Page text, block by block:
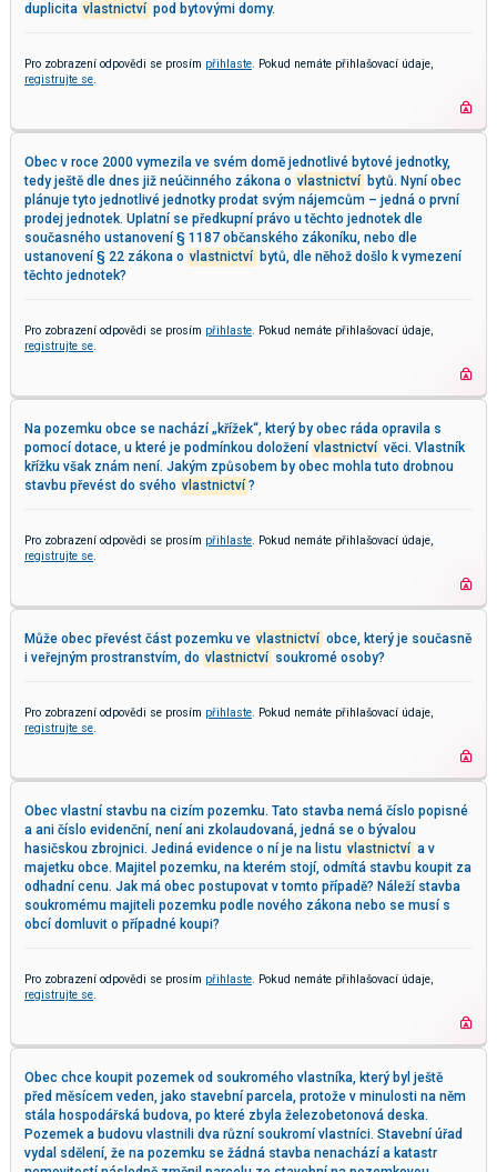
duplicita vlastnictví pod bytovými domy.
Pro zobrazení odpovědi se prosím přihlaste. Pokud nemáte přihlašovací údaje,
registrujte se.
Obec v roce 2000 vymezila ve svém domě jednotlivé bytové jednotky,
tedy ještě dle dnes již neúčinného zákona o vlastnictví bytů. Nyní obec
plánuje tyto jednotlivé jednotky prodat svým nájemcům – jedná o první
prodej jednotek. Uplatní se předkupní právo u těchto jednotek dle
současného ustanovení § 1187 občanského zákoníku, nebo dle
ustanovení § 22 zákona o vlastnictví bytů, dle něhož došlo k vymezení
těchto jednotek?
Pro zobrazení odpovědi se prosím přihlaste. Pokud nemáte přihlašovací údaje,
registrujte se.
Na pozemku obce se nachází „křížek“, který by obec ráda opravila s
pomocí dotace, u které je podmínkou doložení vlastnictví věci. Vlastník
křížku však znám není. Jakým způsobem by obec mohla tuto drobnou
stavbu převést do svého vlastnictví ?
Pro zobrazení odpovědi se prosím přihlaste. Pokud nemáte přihlašovací údaje,
registrujte se.
Může obec převést část pozemku ve vlastnictví obce, který je současně
i veřejným prostranstvím, do vlastnictví soukromé osoby?
Pro zobrazení odpovědi se prosím přihlaste. Pokud nemáte přihlašovací údaje,
registrujte se.
Obec vlastní stavbu na cizím pozemku. Tato stavba nemá číslo popisné
a ani číslo evidenční, není ani zkolaudovaná, jedná se o bývalou
hasičskou zbrojnici. Jediná evidence o ní je na listu vlastnictví a v
majetku obce. Majitel pozemku, na kterém stojí, odmítá stavbu koupit za
odhadní cenu. Jak má obec postupovat v tomto případě? Náleží stavba
soukromému majiteli pozemku podle nového zákona nebo se musí s
obcí domluvit o případné koupi?
Pro zobrazení odpovědi se prosím přihlaste. Pokud nemáte přihlašovací údaje,
registrujte se.
Obec chce koupit pozemek od soukromého vlastníka, který byl ještě
před měsícem veden, jako stavební parcela, protože v minulosti na něm
stála hospodářská budova, po které zbyla železobetonová deska.
Pozemek a budovu vlastnili dva různí soukromí vlastníci. Stavební úřad
vydal sdělení, že na pozemku se žádná stavba nenachází a katastr